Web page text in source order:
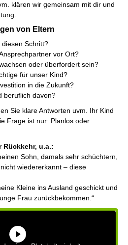
klären wir gemeinsam mit dir und
von Eltern
Schritt?
vor Ort?
oder überfordert sein?
für unser Kind?
in die Zukunft?
beruflich davon?
Sie klare Antworten uvm. Ihr Kind
Frage ist nur: Planlos oder
Rückkehr, u.a.:
Sohn, damals sehr schüchtern,
wiedererkannt – diese
Kleine ins Ausland geschickt und
Frau zurückbekommen.“